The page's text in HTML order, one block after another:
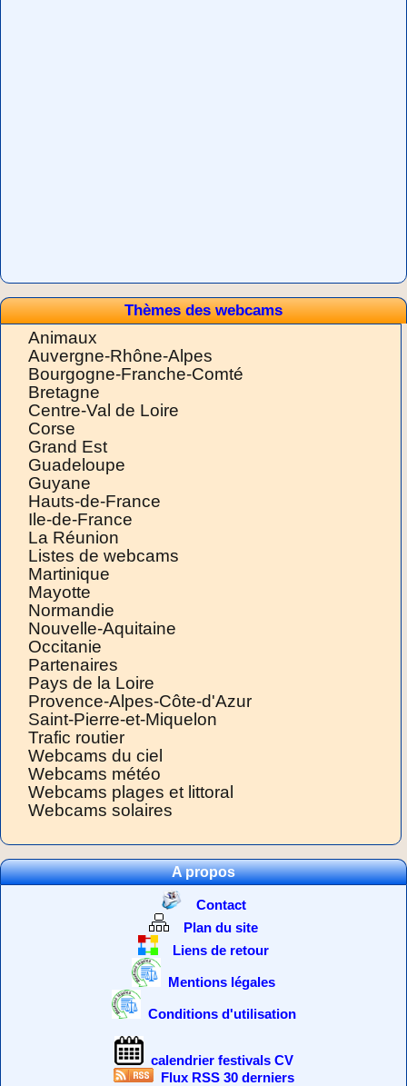
Thèmes des webcams
Animaux
Auvergne-Rhône-Alpes
Bourgogne-Franche-Comté
Bretagne
Centre-Val de Loire
Corse
Grand Est
Guadeloupe
Guyane
Hauts-de-France
Ile-de-France
La Réunion
Listes de webcams
Martinique
Mayotte
Normandie
Nouvelle-Aquitaine
Occitanie
Partenaires
Pays de la Loire
Provence-Alpes-Côte-d'Azur
Saint-Pierre-et-Miquelon
Trafic routier
Webcams du ciel
Webcams météo
Webcams plages et littoral
Webcams solaires
A propos
Contact
Plan du site
Liens de retour
Mentions légales
Conditions d'utilisation
calendrier festivals CV
Flux RSS 30 derniers